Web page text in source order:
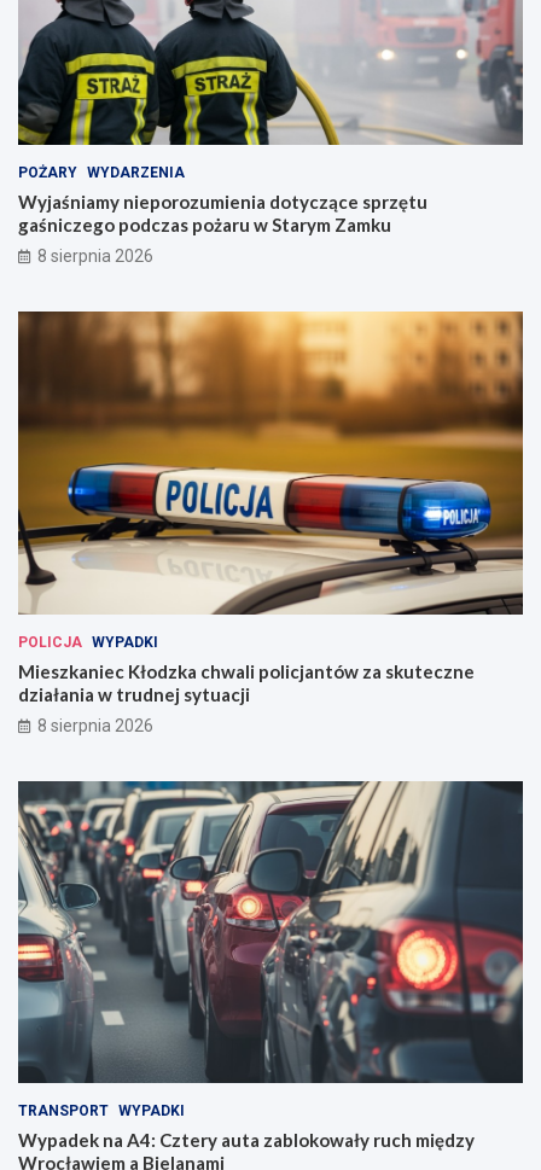
POŻARY WYDARZENIA
Wyjaśniamy nieporozumienia dotyczące sprzętu
gaśniczego podczas pożaru w Starym Zamku
8 sierpnia 2026
POLICJA WYPADKI
Mieszkaniec Kłodzka chwali policjantów za skuteczne
działania w trudnej sytuacji
8 sierpnia 2026
TRANSPORT WYPADKI
Wypadek na A4: Cztery auta zablokowały ruch między
Wrocławiem a Bielanami